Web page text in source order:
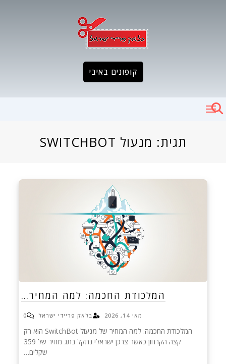
קופונים באיבי
תגית: מנעול SWITCHBOT
המלכודת החכמה: למה המחיר…
מאי 14, 2026 בלאק פריידי ישראל 0
המלכודת החכמה: למה המחיר של מנעול SwitchBot הוא רק
קצה הקרחון כאשר צרכן ישראלי נתקל בתג מחיר של 359
שקלים…